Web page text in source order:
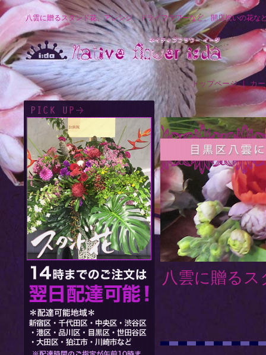
八雲に贈るスタンド花、アレンジ、ドライフラワーなど、開店祝いの花な
トップページ｜ カ
八雲に贈る